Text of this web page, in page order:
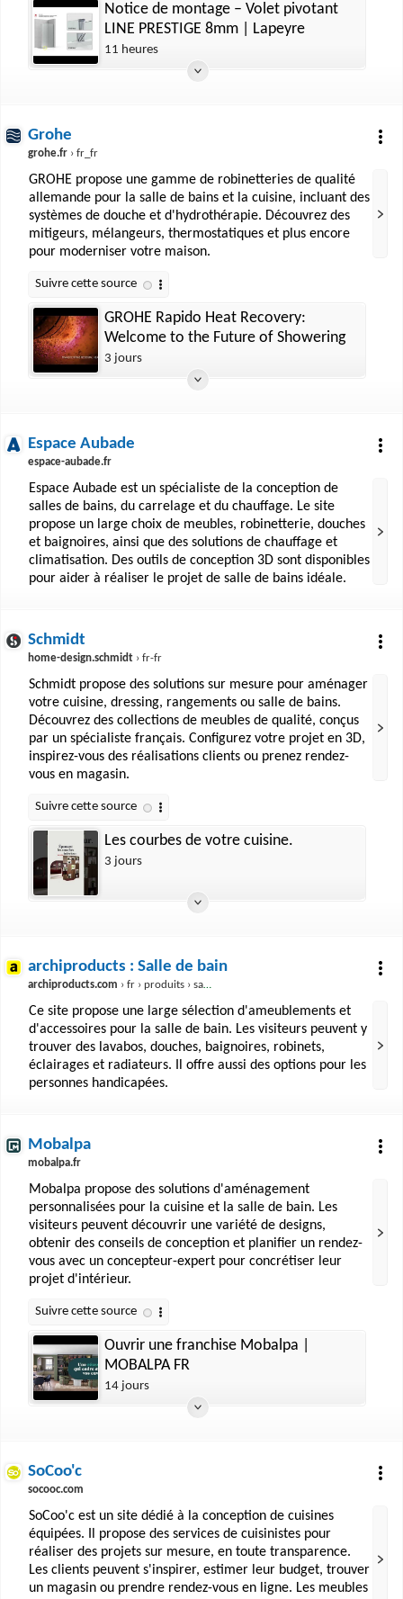
Notice de montage – Volet pivotant
LINE PRESTIGE 8mm | Lapeyre
11 heures
Grohe
grohe.fr › fr_fr
GROHE propose une gamme de robinetteries de qualité
allemande pour la salle de bains et la cuisine, incluant des
systèmes de douche et d'hydrothérapie. Découvrez des
mitigeurs, mélangeurs, thermostatiques et plus encore
pour moderniser votre maison.
GROHE Rapido Heat Recovery:
Welcome to the Future of Showering
3 jours
Espace Aubade
espace-aubade.fr
Espace Aubade est un spécialiste de la conception de
salles de bains, du carrelage et du chauffage. Le site
propose un large choix de meubles, robinetterie, douches
et baignoires, ainsi que des solutions de chauffage et
climatisation. Des outils de conception 3D sont disponibles
pour aider à réaliser le projet de salle de bains idéale.
Schmidt
home-design.schmidt › fr-fr
Schmidt propose des solutions sur mesure pour aménager
votre cuisine, dressing, rangements ou salle de bains.
Découvrez des collections de meubles de qualité, conçus
par un spécialiste français. Configurez votre projet en 3D,
inspirez-vous des réalisations clients ou prenez rendez-
vous en magasin.
Les courbes de votre cuisine.
3 jours
archiproducts : Salle de bain
archiproducts.com › fr › produits › salle-de-bain
Ce site propose une large sélection d'ameublements et
d'accessoires pour la salle de bain. Les visiteurs peuvent y
trouver des lavabos, douches, baignoires, robinets,
éclairages et radiateurs. Il offre aussi des options pour les
personnes handicapées.
Mobalpa
mobalpa.fr
Mobalpa propose des solutions d'aménagement
personnalisées pour la cuisine et la salle de bain. Les
visiteurs peuvent découvrir une variété de designs,
obtenir des conseils de conception et planifier un rendez-
vous avec un concepteur-expert pour concrétiser leur
projet d'intérieur.
Ouvrir une franchise Mobalpa |
MOBALPA FR
14 jours
SoCoo'c
socooc.com
SoCoo'c est un site dédié à la conception de cuisines
équipées. Il propose des services de cuisinistes pour
réaliser des projets sur mesure, en toute transparence.
Les clients peuvent s'inspirer, estimer leur budget, trouver
un magasin ou prendre rendez-vous en ligne. Les meubles